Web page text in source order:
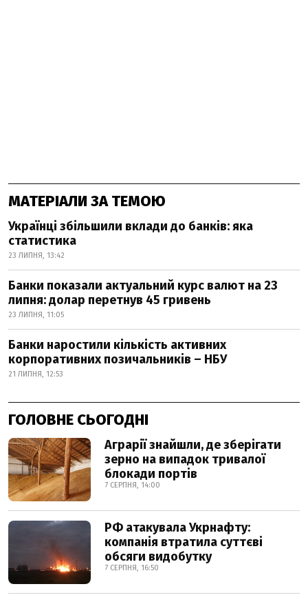
МАТЕРІАЛИ ЗА ТЕМОЮ
Українці збільшили вклади до банків: яка
статистика
23 ЛИПНЯ, 13:42
Банки показали актуальний курс валют на 23
липня: долар перетнув 45 гривень
23 ЛИПНЯ, 11:05
Банки наростили кількість активних
корпоративних позичальників – НБУ
21 ЛИПНЯ, 12:53
ГОЛОВНЕ СЬОГОДНІ
Аграрії знайшли, де зберігати
зерно на випадок тривалої
блокади портів
7 СЕРПНЯ, 14:00
РФ атакувала Укрнафту:
компанія втратила суттєві
обсяги видобутку
7 СЕРПНЯ, 16:50